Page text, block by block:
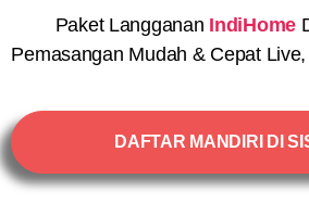
Paket Langganan IndiHome
Pemasangan Mudah & Cepat Live,
DAFTAR MANDIRI DI